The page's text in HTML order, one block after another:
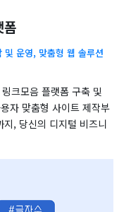
폼
운영, 맞춤형 웹 솔루션
크모음 플랫폼 구축 및
자 맞춤형 사이트 제작부
, 당신의 디지털 비즈니